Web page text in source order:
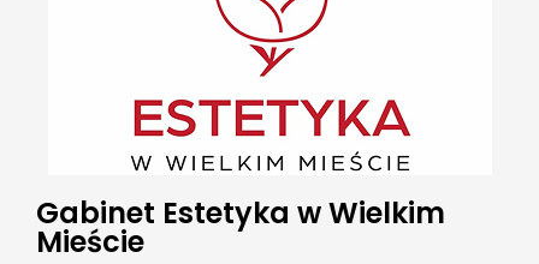
Gabinet Estetyka w Wielkim
Mieście